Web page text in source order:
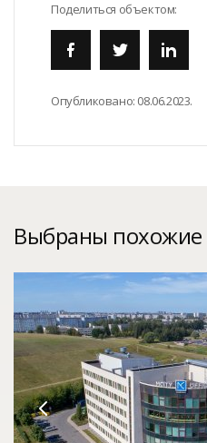
Поделиться объектом:
Опубликовано: 08.06.2023.
Выбраны похожие